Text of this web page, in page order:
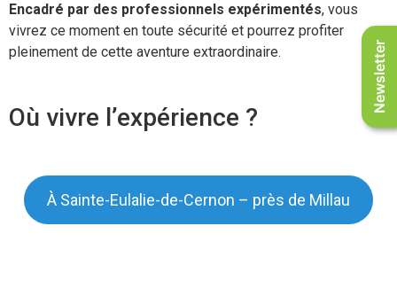
Encadré par des professionnels expérimentés, vous
vivrez ce moment en toute sécurité et pourrez profiter
pleinement de cette aventure extraordinaire.
Où vivre l’expérience ?
À Sainte-Eulalie-de-Cernon – près de Millau
Newsletter